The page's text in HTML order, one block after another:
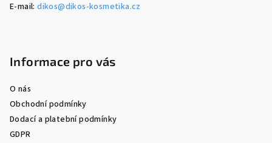
E-mail:dikos@dikos-kosmetika.cz
Informace pro vás
O nás
Obchodní podmínky
Dodací a platební podmínky
GDPR